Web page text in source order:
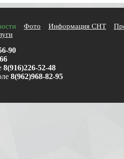
Фото Информация СНТ
90
8(916)226-52-48
8(962)968-82-95